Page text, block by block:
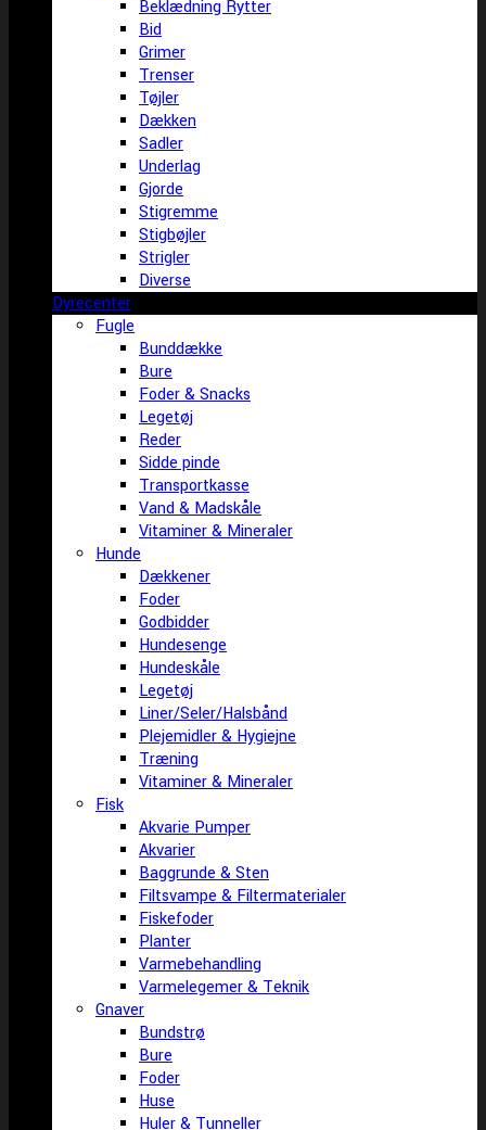
Beklædning Rytter
Bid
Grimer
Trenser
Tøjler
Dækken
Sadler
Underlag
Gjorde
Stigremme
Stigbøjler
Strigler
Diverse
Dyrecenter
Fugle
Bunddække
Bure
Foder & Snacks
Legetøj
Reder
Sidde pinde
Transportkasse
Vand & Madskåle
Vitaminer & Mineraler
Hunde
Dækkener
Foder
Godbidder
Hundesenge
Hundeskåle
Legetøj
Liner/Seler/Halsbånd
Plejemidler & Hygiejne
Træning
Vitaminer & Mineraler
Fisk
Akvarie Pumper
Akvarier
Baggrunde & Sten
Filtsvampe & Filtermaterialer
Fiskefoder
Planter
Varmebehandling
Varmelegemer & Teknik
Gnaver
Bundstrø
Bure
Foder
Huse
Huler & Tunneller